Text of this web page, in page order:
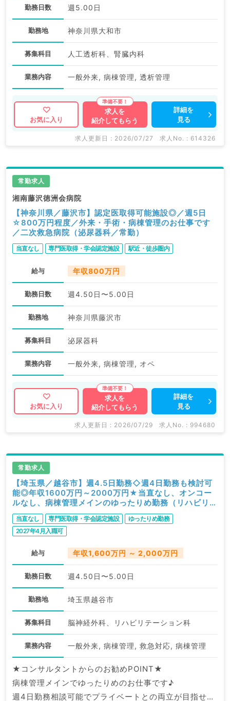
勤務日数 週5.00日
勤務地 神奈川県大和市
募集科目 人工透析科、腎臓内科
業務内容 一般外来, 病棟管理, 透析管理
お気に入り
求人を
紹介してもらう
詳細を
見る
求人更新日 : 2026/07/27 求人No. : 614326
常勤求人
湘南藤沢徳洲会病院
【神奈川県／藤沢市】認定医取得可能施設◎／週5日
☆800万円程度／外来・手術・病棟管理のお仕事です
／二次救急病院（泌尿器科／常勤）
当直なし 専門医取得・学会認定施設 駅近・徒歩圏内
給与 年収800万円
勤務日数 週4.50日〜5.00日
勤務地 神奈川県藤沢市
募集科目 泌尿器科
業務内容 一般外来, 病棟管理, オペ
お気に入り
求人を
紹介してもらう
詳細を
見る
求人更新日 : 2026/07/29 求人No. : 994680
常勤求人
【埼玉県／越谷市】週4.5日勤務◇週4日勤務も検討可
能◎年収1600万円～2000万円★当直なし、オンコー
ルなし、病棟管理メインのゆったりめ勤務（リハビリテ
ーション科／常勤）
当直なし 専門医取得・学会認定施設
ゆったりめ勤務
2027年4月入職可
給与 年収1,600万円 ～ 2,000万円
勤務日数 週4.50日〜5.00日
勤務地 埼玉県越谷市
募集科目 脳神経外科、リハビリテーション科
業務内容 一般外来, 病棟管理, 救急対応, 病棟管理
★コンサルタントからのお勧めPOINT★
病棟管理メインでゆったりめのお仕事です♪
週4日勤務相談可能でプライベートとの両立が目指せま